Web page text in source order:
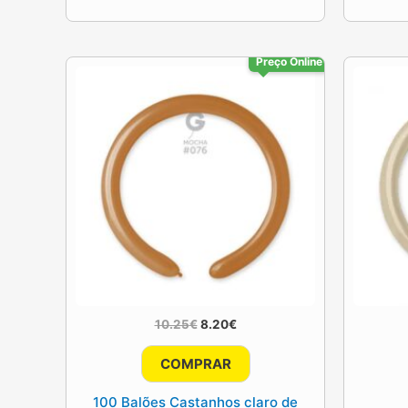
Preço Online
10.25€ O
era:
10.25€.
8.20€O
atual
8.20€.
COMPRAR
100 Balões Castanhos claro de